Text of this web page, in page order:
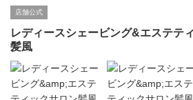
店舗公式
レディースシェービング&エステテ
髪風